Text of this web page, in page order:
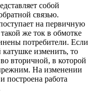
собой
связью.
на первичную
же ток в обмотке
потребители. Если
катушке изменить, то
вторичной, в которой
На изменении
построена работа